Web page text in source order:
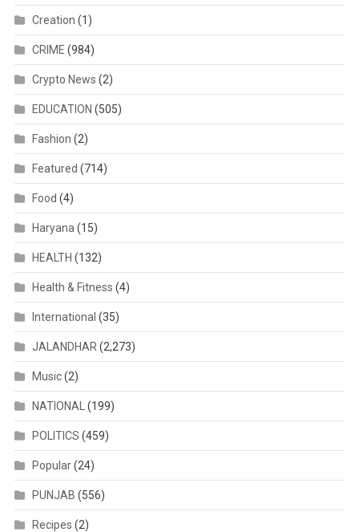
Creation (1)
CRIME (984)
Crypto News (2)
EDUCATION (505)
Fashion (2)
Featured (714)
Food (4)
Haryana (15)
HEALTH (132)
Health & Fitness (4)
International (35)
JALANDHAR (2,273)
Music(2)
NATIONAL (199)
POLITICS (459)
Popular(24)
PUNJAB (556)
Recipes (2)